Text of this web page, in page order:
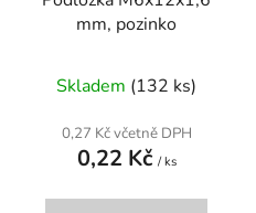
mm, pozinko
Skladem (132 ks)
0,27 Kč včetně DPH
0,22 Kč / ks